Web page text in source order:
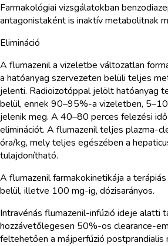
Farmakológiai vizsgálatokban
antagonistaként is inaktív metabolitnak
Elimináció
A flumazenil a vizeletbe változatlan
a hatóanyag szervezeten belüli teljes
jelenti. Radioizotóppal jelölt hatóanyag
belül, ennek 90–95%-a vizeletben,
jelenik meg. A 40–80 perces felezési
eliminációt. A flumazenil teljes plazma-
óra/kg, mely teljes egészében a
tulajdonítható.
A flumazenil farmakokinetikája a
belül, illetve 100 mg-ig, dózisarányos.
Intravénás flumazenil-infúzió ideje alatti
hozzávetőlegesen 50%-os clearance-
feltehetően a májperfúzió postprandialis